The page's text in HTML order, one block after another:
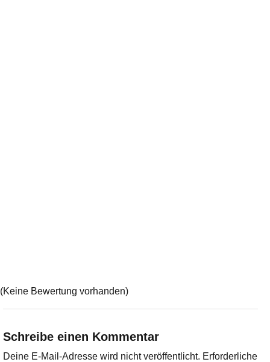
(Keine Bewertung vorhanden)
Schreibe einen Kommentar
Deine E-Mail-Adresse wird nicht veröffentlicht. Erforderliche